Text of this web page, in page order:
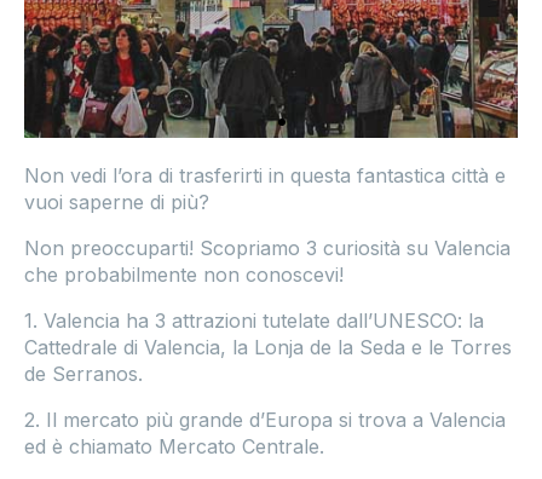
Non vedi l’ora di trasferirti in questa fantastica città e
vuoi saperne di più?
Non preoccuparti! Scopriamo 3 curiosità su Valencia
che probabilmente non conoscevi!
1. Valencia ha 3 attrazioni tutelate dall’UNESCO: la
Cattedrale di Valencia, la Lonja de la Seda e le Torres
de Serranos.
2. Il mercato più grande d’Europa si trova a Valencia
ed è chiamato Mercato Centrale.